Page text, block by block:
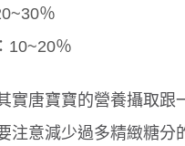
％
10~20％
實唐寶寶的營養攝取跟
注意減少過多精緻糖分